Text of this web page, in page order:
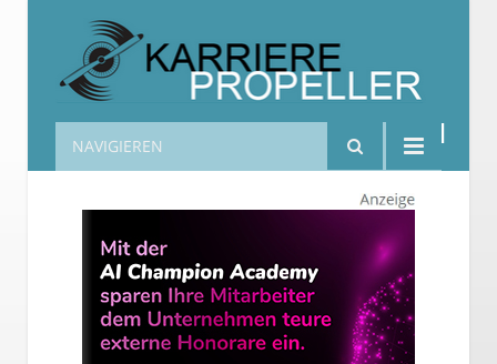
Karrierepropeller
NAVIGIEREN